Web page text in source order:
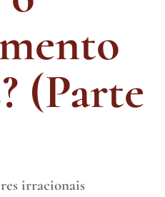
(Parte
irracionais